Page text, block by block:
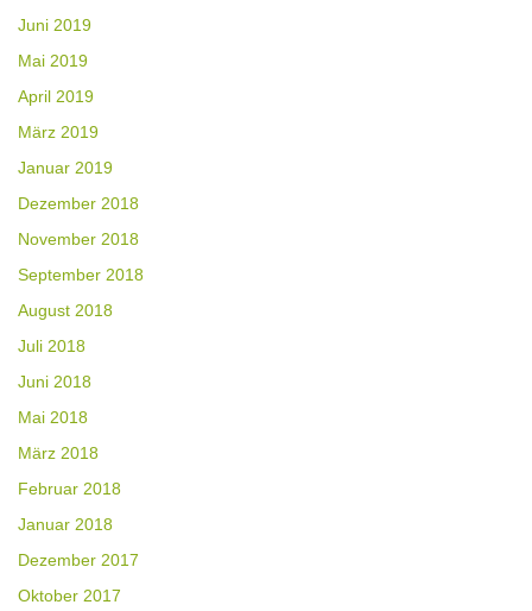
Juni 2019
Mai 2019
April 2019
März 2019
Januar 2019
Dezember 2018
November 2018
September 2018
August 2018
Juli 2018
Juni 2018
Mai 2018
März 2018
Februar 2018
Januar 2018
Dezember 2017
Oktober 2017